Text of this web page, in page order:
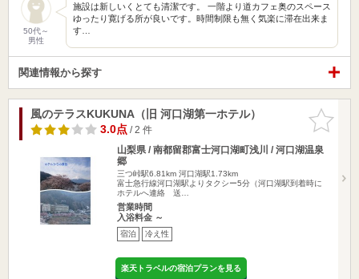
50代～
男性
施設は新しいくとても清潔です。 一階より道カフェ奥のスペース
ゆったり寛げる所が良いです。時間制限も無く気楽に滞在出来ま
す…
関連情報から探す
お気に入
りに追加
風のテラスKUKUNA（旧 河口湖第一ホテル）
3.0点/ 2 件
山梨県 / 南都留郡富士河口湖町浅川 / 河口湖温泉
郷
三つ峠駅6.81km 河口湖駅1.73km
富士急行線河口湖駅よりタクシー5分（河口湖駅到着時に
ホテルへ連絡 送…
営業時間
入浴料金 ～
宿泊 冷え性
楽天トラベルの宿泊プランを見る